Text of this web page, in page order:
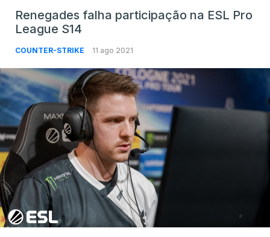
Renegades falha participação na ESL Pro
League S14
COUNTER-STRIKE 11 ago 2021